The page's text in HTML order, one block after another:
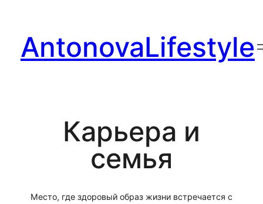
содержимому
AntonovaLifestyle
Карьера и
семья
Место, где здоровый образ жизни встречается с